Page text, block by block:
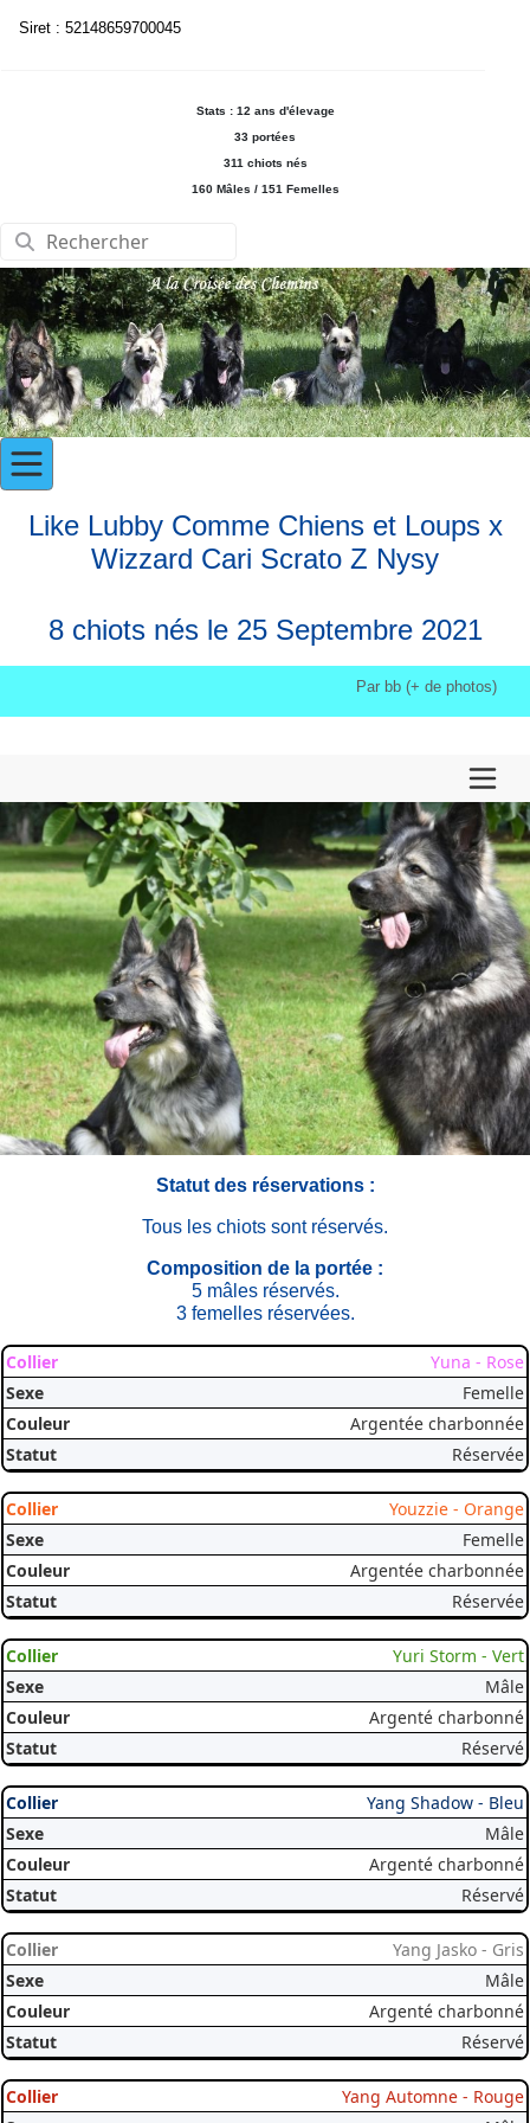
Siret : 52148659700045
Stats : 12 ans d'élevage
33 portées
311 chiots nés
160 Mâles / 151 Femelles
Like Lubby Comme Chiens et Loups x
Wizzard Cari Scrato Z Nysy
8 chiots nés le 25 Septembre 2021
Par bb (+ de photos)
Statut des réservations :
Tous les chiots sont réservés.
Composition de la portée :
5 mâles réservés.
3 femelles réservées.
Yuna - Rose
Femelle
Argentée charbonnée
Réservée
Youzzie - Orange
Femelle
Argentée charbonnée
Réservée
Yuri Storm - Vert
Mâle
Argenté charbonné
Réservé
Yang Shadow - Bleu
Mâle
Argenté charbonné
Réservé
Yang Jasko - Gris
Mâle
Argenté charbonné
Réservé
Yang Automne - Rouge